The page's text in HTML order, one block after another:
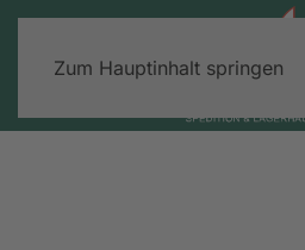
Zum Hauptinhalt springen